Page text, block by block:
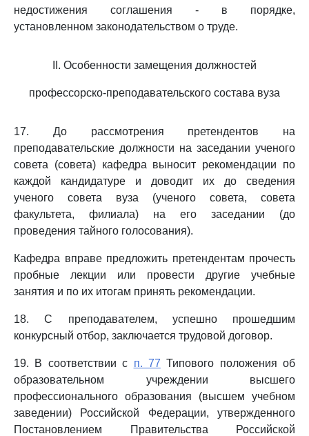
недостижения соглашения - в порядке,
установленном законодательством о труде.
II. Особенности замещения должностей
профессорско-преподавательского состава вуза
17. До рассмотрения претендентов на
преподавательские должности на заседании ученого
совета (совета) кафедра выносит рекомендации по
каждой кандидатуре и доводит их до сведения
ученого совета вуза (ученого совета, совета
факультета, филиала) на его заседании (до
проведения тайного голосования).
Кафедра вправе предложить претендентам прочесть
пробные лекции или провести другие учебные
занятия и по их итогам принять рекомендации.
18. С преподавателем, успешно прошедшим
конкурсный отбор, заключается трудовой договор.
19. В соответствии с п. 77 Типового положения об
образовательном учреждении высшего
профессионального образования (высшем учебном
заведении) Российской Федерации, утвержденного
Постановлением Правительства Российской